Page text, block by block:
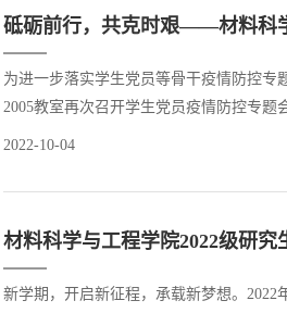
砥砺前行，共克时艰——材料科
为进一步落实学生党员等骨干疫情防控专
2005教室再次召开学生党员疫情防控专
部学生党员代表依次上台分享了学生党员
2022-10-04
材料科学与工程学院2022级研
新学期，开启新征程，承载新梦想。2022